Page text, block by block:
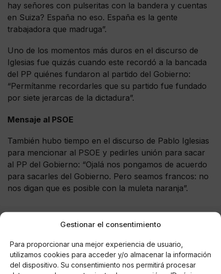
Gestionar el consentimiento
Para proporcionar una mejor experiencia de usuario,
utilizamos cookies para acceder y/o almacenar la información
del dispositivo. Su consentimiento nos permitirá procesar
hay señores con pulseritas con la bandera y cuentas
en Suiza? España no eso. España es la gente
trabajadora que madruga”.
Uno de los momentos más duros en el discurso de
Iglesias fue quizás cuando este recordó a la bancada
del PP quiénes fundaron al partido del Gobierno:
“Permítanme recordarles que su partido fue fundado
por siete jerarcas de la dictadura”.
Mensaje al PSOE
También hubo tiempo en el discurso de Pablo Iglesias
para mencionar al PSOE y pedirles unión para sacar
al PP del Gobierno: “Ojalá nos pongamos de acuerdo
para sacarles del Gobierno. Pero seamos francos: no
nos digan que es posible con la muleta naranja”.
Juan De Dios Pérez